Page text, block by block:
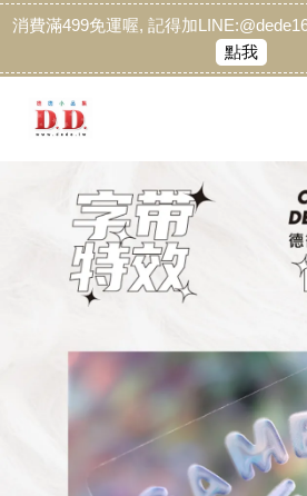
消費滿499免運喔, 記得加
點我
您的購物車目前